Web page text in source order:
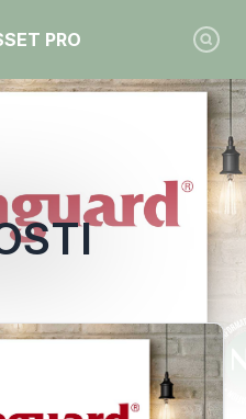
PRO
Rosti"